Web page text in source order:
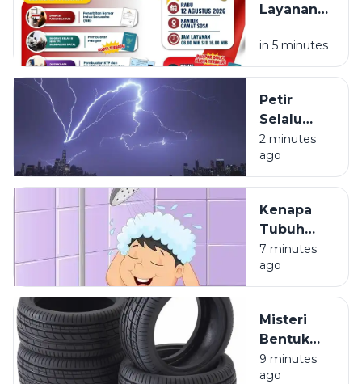
Layanan
Pajak Dan
Paspor
Warga
Sosa
Sekitar
in 5 minutes
Petir
Selalu
Terlihat
Lebih Dulu
daripada
2 minutes
ago
Kenapa
Tubuh
Terasa
Ringan
Setelah
7 minutes
ago
Misteri
Bentuk
Ban
Kendaraan
9 minutes
ago